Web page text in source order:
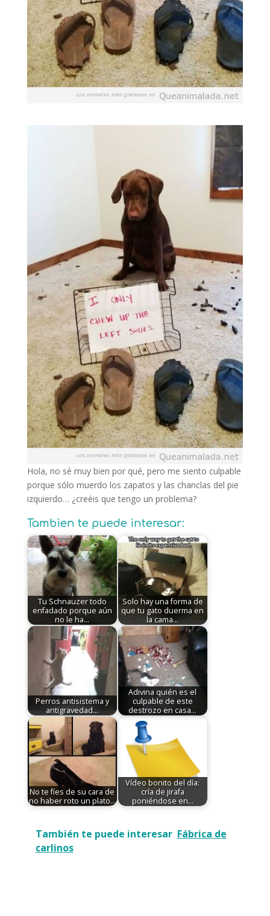
Hola, no sé muy bien por qué, pero me siento culpable
porque sólo muerdo los zapatos y las chanclas del pie
izquierdo… ¿creéis que tengo un problema?
Tambien te puede interesar:
Tu Schnauzer todo
enfadado porque aún
no le ha…
Solo hay una forma de
que tu gato duerma en
la cama…
Perros antisistema y
antigravedad...
Adivina quién es el
culpable de este
destrozo en casa...
No te fíes de su cara de
no haber roto un plato...
Vídeo bonito del día:
cría de jirafa
poniéndose en…
También te puede interesar Fábrica de
carlinos